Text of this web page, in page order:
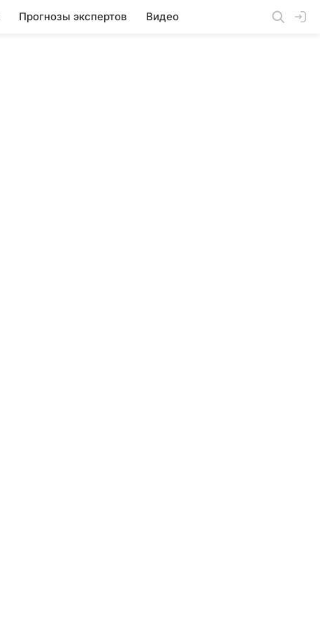
Прогнозы экспертов Видео